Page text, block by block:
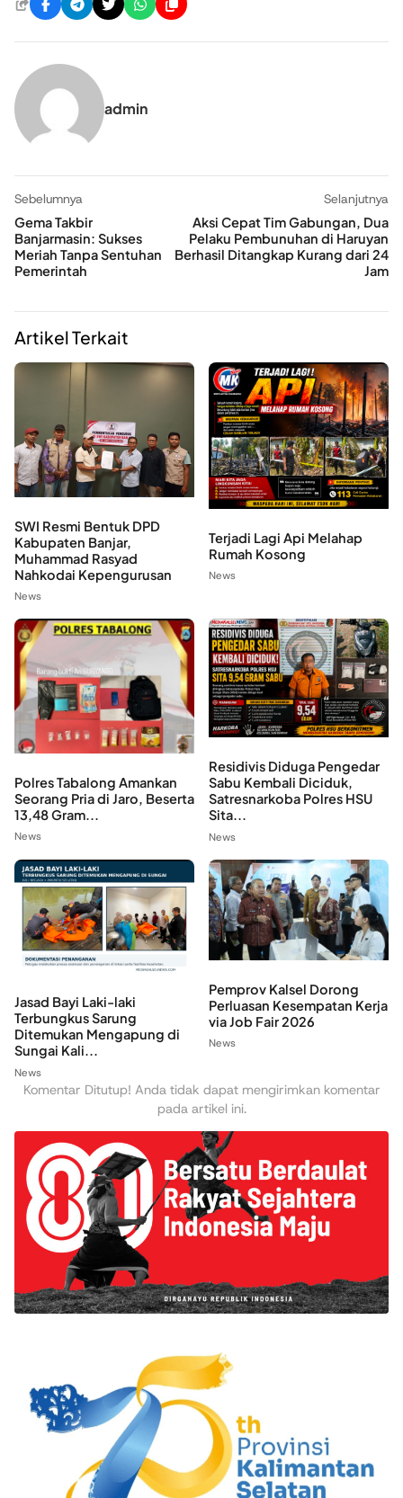
admin
Sebelumnya
Gema Takbir
Banjarmasin: Sukses
Meriah Tanpa Sentuhan
Pemerintah
Selanjutnya
Aksi Cepat Tim Gabungan, Dua
Pelaku Pembunuhan di Haruyan
Berhasil Ditangkap Kurang dari 24
Jam
Artikel Terkait
SWI Resmi Bentuk DPD
Kabupaten Banjar,
Muhammad Rasyad
Nahkodai Kepengurusan
News
Terjadi Lagi Api Melahap
Rumah Kosong
News
Polres Tabalong Amankan
Seorang Pria di Jaro, Beserta
13,48 Gram...
News
Residivis Diduga Pengedar
Sabu Kembali Diciduk,
Satresnarkoba Polres HSU
Sita...
News
Jasad Bayi Laki-laki
Terbungkus Sarung
Ditemukan Mengapung di
Sungai Kali...
News
Pemprov Kalsel Dorong
Perluasan Kesempatan Kerja
via Job Fair 2026
News
Komentar Ditutup! Anda tidak dapat mengirimkan komentar
pada artikel ini.